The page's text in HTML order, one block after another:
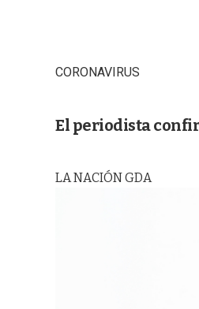
CORONAVIRUS
El periodista
LA NACIÓN GDA